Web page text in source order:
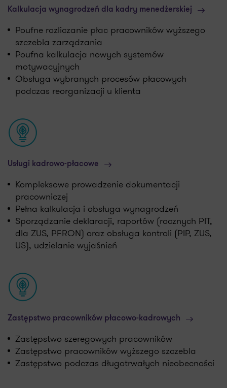
Kalkulacja wynagrodzeń dla kadry menedżerskiej
Poufne rozliczanie płac pracowników wyższego
szczebla zarządzania
Poufna kalkulacja nowych systemów
motywacyjnych
Obsługa wybranych procesów płacowych
podczas reorganizacji u klienta
Usługi kadrowo-płacowe
Kompleksowe prowadzenie dokumentacji
pracowniczej
Pełna kalkulacja i obsługa wynagrodzeń
Sporządzanie deklaracji, raportów (rocznych PIT,
dla ZUS, PFRON) oraz obsługa kontroli (PIP, ZUS,
US), udzielanie wyjaśnień
Zastępstwo pracowników płacowo-kadrowych
Zastępstwo szeregowych pracowników
Zastępstwo pracowników wyższego szczebla
Zastępstwo podczas długotrwałych nieobecności